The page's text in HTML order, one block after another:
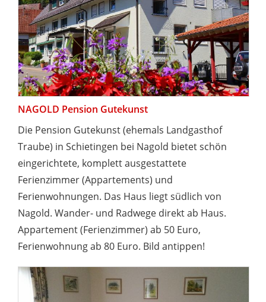
NAGOLD Pension Gutekunst
Die Pension Gutekunst (ehemals Landgasthof
Traube) in Schietingen bei Nagold bietet schön
eingerichtete, komplett ausgestattete
Ferienzimmer (Appartements) und
Ferienwohnungen. Das Haus liegt südlich von
Nagold. Wander- und Radwege direkt ab Haus.
Appartement (Ferienzimmer) ab 50 Euro,
Ferienwohnung ab 80 Euro. Bild antippen!